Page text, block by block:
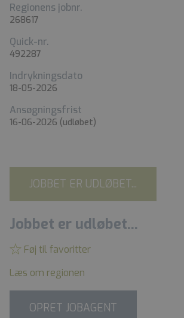
Regionens jobnr.
268617
Quick-nr.
492287
Indrykningsdato
18-05-2026
Ansøgningsfrist
16-06-2026 (udløbet)
JOBBET ER UDLØBET...
Jobbet er udløbet...
Føj til favoritter
Læs om regionen
OPRET JOBAGENT